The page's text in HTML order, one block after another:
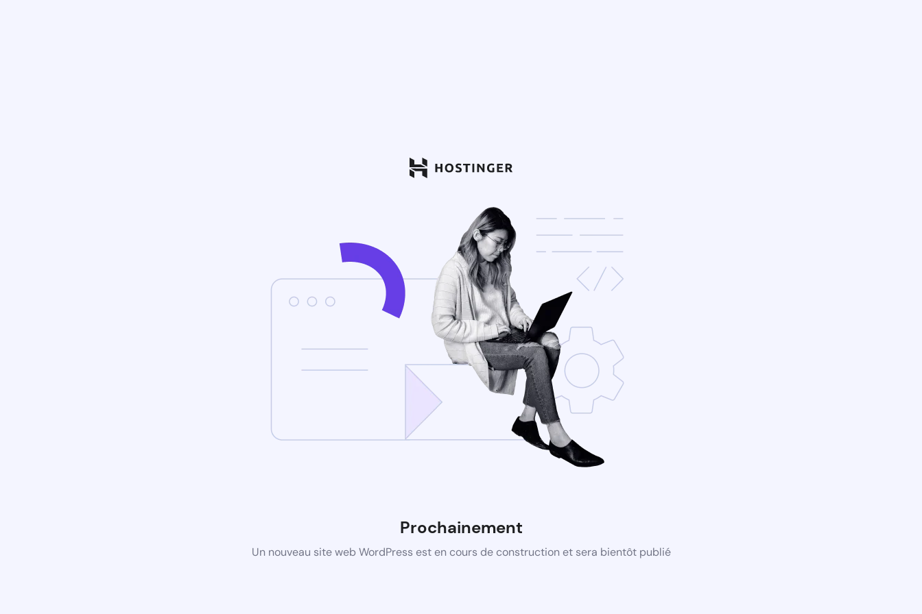
Prochainement
Un nouveau site web WordPress est en cours de construction et sera bientôt publié